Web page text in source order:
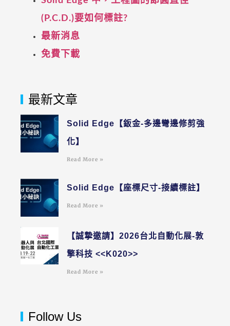
(P.C.D.)要如何標註?
最新消息
免費下載
最新文章
Solid Edge【鈑金-多邊彎邊修剪強
化】
Read More »
Solid Edge【座標尺寸-接續標註】
Read More »
【誠摯邀請】2026台北自動化展-敦
擎科技 <<K020>>
Read More »
Follow Us